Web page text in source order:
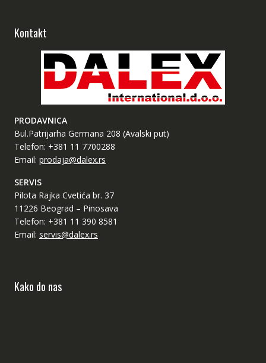
Kontakt
PRODAVNICA
Bul.Patrijarha Germana 208 (Avalski put)
Telefon: +381 11 7700288
Email: prodaja@dalex.rs
SERVIS
Pilota Rajka Cvetića br. 37
11226 Beograd – Pinosava
Telefon: +381 11 390 8581
Email: servis@dalex.rs
Kako do nas